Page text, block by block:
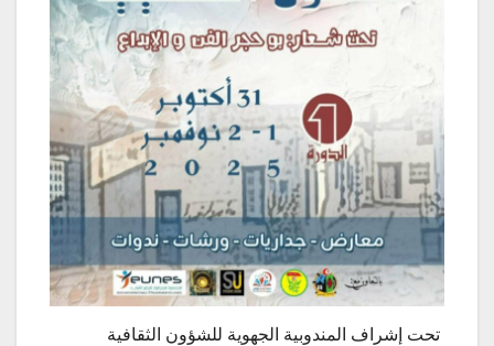
تحت إشراف المندوبية الجهوية للشؤون الثقافية